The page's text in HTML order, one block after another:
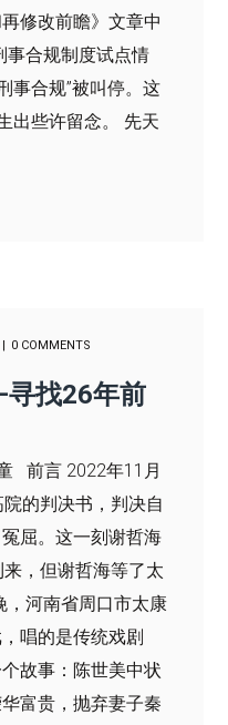
修改前瞻》文章中
事合规制度试点情
事合规”被叫停。这
出些许留念。 先天
0 COMMENTS
找26年前
前言 2022年11月
的判决书，判决自
屈。这一刻谢哲海
，但谢哲海等了太
，河南省周口市太康
唱的是传统戏剧
故事：陈世美中状
富贵，抛弃妻子秦